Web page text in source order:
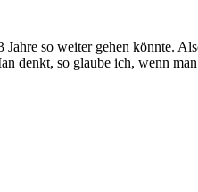
so weiter gehen könnte.
denkt, so glaube ich, wenn